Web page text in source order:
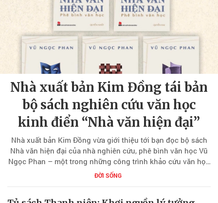
Nhà xuất bản Kim Đồng tái bản
bộ sách nghiên cứu văn học
kinh điển “Nhà văn hiện đại”
Nhà xuất bản Kim Đồng vừa giới thiệu tới bạn đọc bộ sách
Nhà văn hiện đại của nhà nghiên cứu, phê bình văn học Vũ
Ngọc Phan – một trong những công trình khảo cứu văn học
tiêu biểu của Việt Nam thế kỷ XX.
ĐỜI SỐNG